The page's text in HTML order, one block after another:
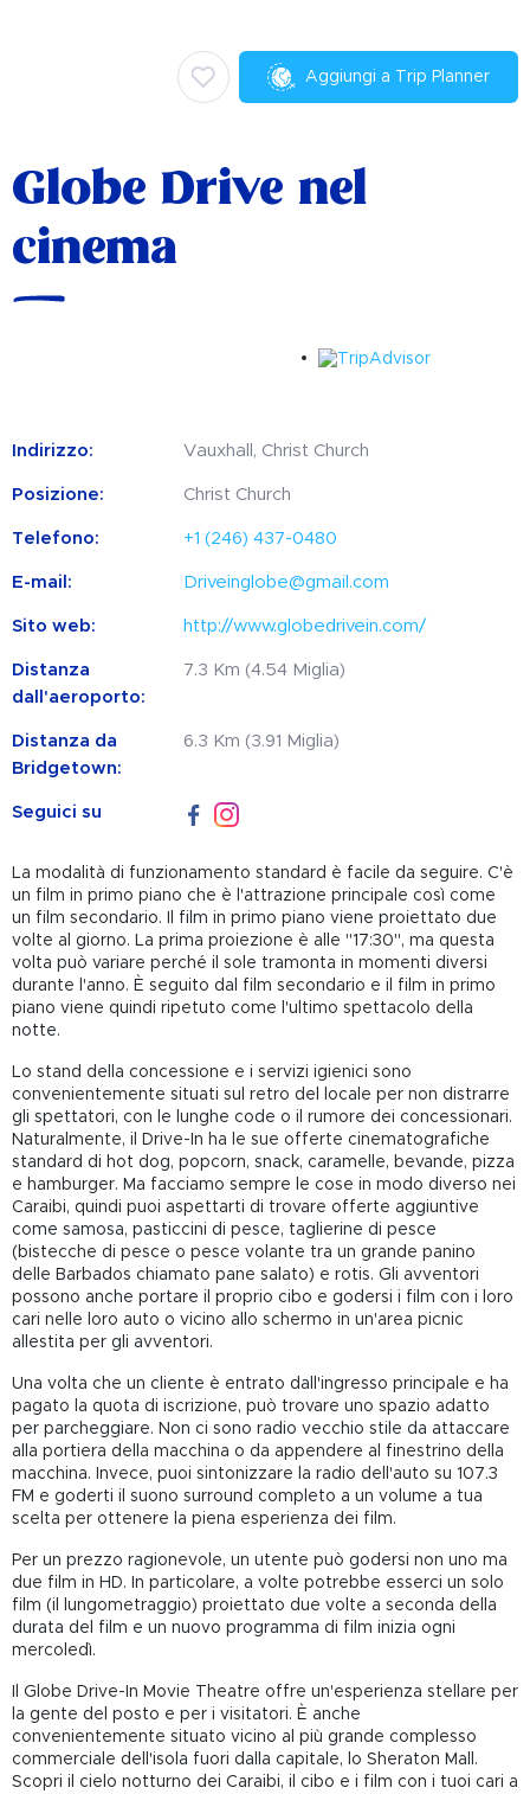
Aggiungi a Trip Planner
Globe Drive nel
cinema
Indirizzo: Vauxhall, Christ Church
Posizione: Christ Church
Telefono: +1 (246) 437-0480
E-mail: Driveinglobe@gmail.com
Sito web: http://www.globedrivein.com/
Distanza
dall'aeroporto:
7.3 Km (4.54 Miglia)
Distanza da
Bridgetown:
6.3 Km (3.91 Miglia)
Seguici su
La modalità di funzionamento standard è facile da seguire. C'è
un film in primo piano che è l'attrazione principale così come
un film secondario. Il film in primo piano viene proiettato due
volte al giorno. La prima proiezione è alle "17:30", ma questa
volta può variare perché il sole tramonta in momenti diversi
durante l'anno. È seguito dal film secondario e il film in primo
piano viene quindi ripetuto come l'ultimo spettacolo della
notte.
Lo stand della concessione e i servizi igienici sono
convenientemente situati sul retro del locale per non distrarre
gli spettatori, con le lunghe code o il rumore dei concessionari.
Naturalmente, il Drive-In ha le sue offerte cinematografiche
standard di hot dog, popcorn, snack, caramelle, bevande, pizza
e hamburger. Ma facciamo sempre le cose in modo diverso nei
Caraibi, quindi puoi aspettarti di trovare offerte aggiuntive
come samosa, pasticcini di pesce, taglierine di pesce
(bistecche di pesce o pesce volante tra un grande panino
delle Barbados chiamato pane salato) e rotis. Gli avventori
possono anche portare il proprio cibo e godersi i film con i loro
cari nelle loro auto o vicino allo schermo in un'area picnic
allestita per gli avventori.
Una volta che un cliente è entrato dall'ingresso principale e ha
pagato la quota di iscrizione, può trovare uno spazio adatto
per parcheggiare. Non ci sono radio vecchio stile da attaccare
alla portiera della macchina o da appendere al finestrino della
macchina. Invece, puoi sintonizzare la radio dell'auto su 107.3
FM e goderti il suono surround completo a un volume a tua
scelta per ottenere la piena esperienza dei film.
Per un prezzo ragionevole, un utente può godersi non uno ma
due film in HD. In particolare, a volte potrebbe esserci un solo
film (il lungometraggio) proiettato due volte a seconda della
durata del film e un nuovo programma di film inizia ogni
mercoledì.
Il Globe Drive-In Movie Theatre offre un'esperienza stellare per
la gente del posto e per i visitatori. È anche
convenientemente situato vicino al più grande complesso
commerciale dell'isola fuori dalla capitale, lo Sheraton Mall.
Scopri il cielo notturno dei Caraibi, il cibo e i film con i tuoi cari a